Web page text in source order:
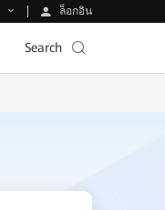
ล็อกอิน
Search